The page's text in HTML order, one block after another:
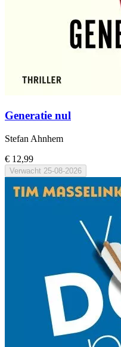
Generatie nul
Stefan Ahnhem
€ 12,99
Verwacht 25-08-2026